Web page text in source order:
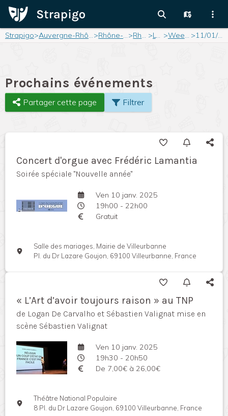
Strapigo> Auvergne-Rhône-Alpes> Rhône-Alpes> Rhône > Lyon > Weekend > 11/01/2025
Prochains événements
Partager cette page Filtrer
Concert d'orgue avec Frédéric Lamantia
Soirée spéciale "Nouvelle année"
Ven 10 janv. 2025
19h00 - 22h00
Gratuit
Salle des mariages, Mairie de Villeurbanne
Pl. du Dr Lazare Goujon, 69100 Villeurbanne, France
« L’Art d’avoir toujours raison » au TNP
de Logan De Carvalho et Sébastien Valignat mise en
scène Sébastien Valignat
Ven 10 janv. 2025
19h30 - 20h50
De 7,00€ à 26,00€
Théâtre National Populaire
8 Pl. du Dr Lazare Goujon, 69100 Villeurbanne, France